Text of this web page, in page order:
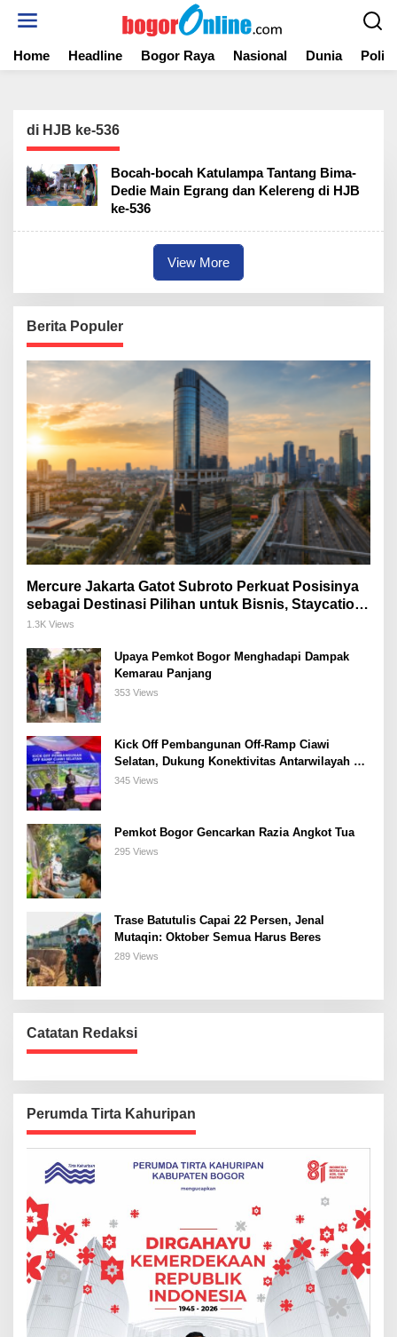
t
Home Headline Bogor Raya Nasional Dunia
di HJB ke-536
Bocah-bocah Katulampa Tantang Bima-
Dedie Main Egrang dan Kelereng di HJB
ke-536
View More
Berita Populer
Mercure Jakarta Gatot Subroto Perkuat Posisinya
sebagai Destinasi Pilihan untuk Bisnis, Staycation,
Meeting, dan Kuliner di Jakarta Selatan
1.3K Views
Upaya Pemkot Bogor Menghadapi Dampak
Kemarau Panjang
353 Views
Kick Off Pembangunan Off-Ramp Ciawi
Selatan, Dukung Konektivitas Antarwilayah di
Bogor Selatan
345 Views
Pemkot Bogor Gencarkan Razia Angkot Tua
295 Views
Trase Batutulis Capai 22 Persen, Jenal
Mutaqin: Oktober Semua Harus Beres
289 Views
Catatan Redaksi
Perumda Tirta Kahuripan